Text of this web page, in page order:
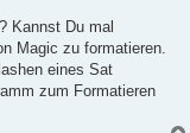
Kannst Du mal
Magic zu formatieren.
eines Sat
zum Formatieren